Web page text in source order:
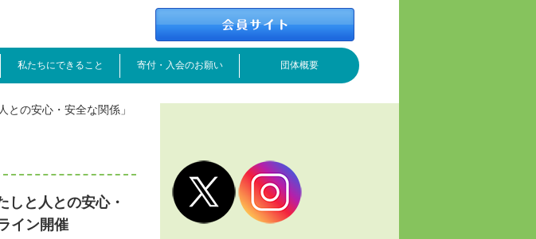
私たちにできること 寄付・入会のお願い 団体概要
の安心・安全な関係」
しと人との安心・
イン開催